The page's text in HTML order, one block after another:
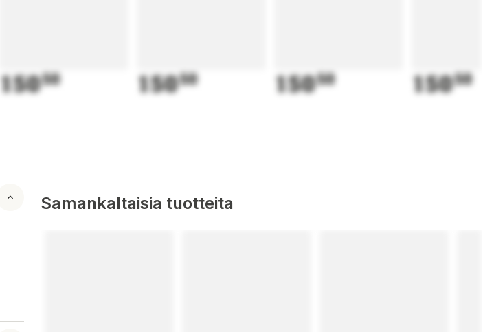
15050 15050 15050 15050
Samankaltaisia tuotteita